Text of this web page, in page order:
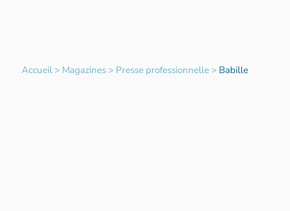
Accueil> Magazines> Presse professionnelle> Babille